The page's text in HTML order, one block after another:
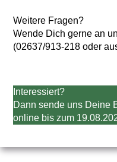
Weitere Fragen?
Wende Dich gerne an
(02637/913-218 oder
Interessiert?
Dann sende uns Deine
online bis zum